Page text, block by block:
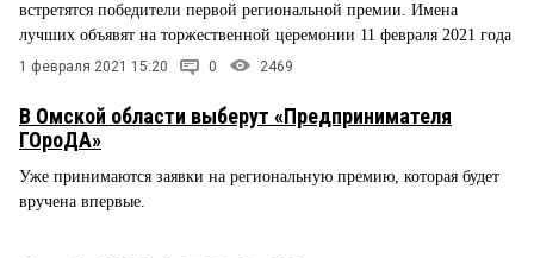
встретятся победители первой региональной премии. Имена
лучших объявят на торжественной церемонии 11 февраля 2021 года
1 февраля 2021 15:20 0 2469
В Омской области выберут «Предпринимателя
ГОроДА»
Уже принимаются заявки на региональную премию, которая будет
вручена впервые.